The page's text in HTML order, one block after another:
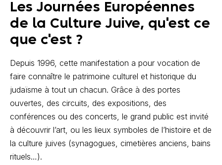
Les Journées Européennes
de la Culture Juive, qu'est ce
que c'est ?
Depuis 1996, cette manifestation a pour vocation de
faire connaître le patrimoine culturel et historique du
judaïsme à tout un chacun. Grâce à des portes
ouvertes, des circuits, des expositions, des
conférences ou des concerts, le grand public est invité
à découvrir l’art, ou les lieux symboles de l’histoire et de
la culture juives (synagogues, cimetières anciens, bains
rituels…).